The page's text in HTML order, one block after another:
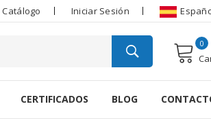
Iniciar Sesión
0
CERTIFICADOS BLOG